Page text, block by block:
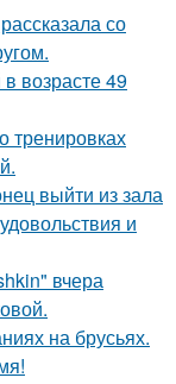
со
возрасте 49
тренировках
выйти из зала
и
вчера
на брусьях.